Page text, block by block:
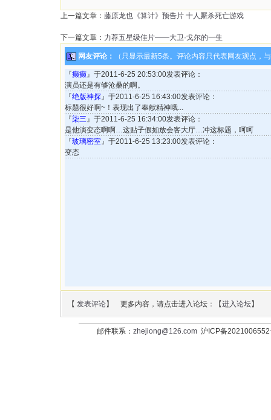
上一篇文章： 藤原龙也《算计》预告片 十人厮杀死亡游戏
下一篇文章： 力荐五星级佳片——大卫·戈尔的一生
网友评论： （只显示最新5条。评论内容只代表网友观点，
『癫癫』于2011-6-25 20:53:00发表评论：
演员还是有够沧桑的啊。
『绝版神探』于2011-6-25 16:43:00发表评论：
标题很好啊~！表现出了奉献精神哦...
『柒三』于2011-6-25 16:34:00发表评论：
是他演变态啊啊…这贴子假如放会客大厅…冲这标题，呵呵
『玻璃密室』于2011-6-25 13:23:00发表评论：
变态
【 发表评论】 更多内容，请点击进入论坛：【进入论坛】
邮件联系： zhejiong@126.com沪ICP备